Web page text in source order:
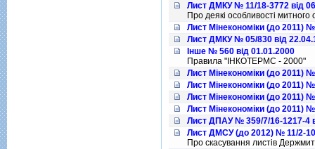
Лист ДМКУ № 11/18-3772 від
Про деякi особливостi
Лист Мінекономіки (до 2011)
Лист ДМКУ № 05/830 від
Інше № 560 від 01.01.2000
Правила "IНКОТЕРМС - 2000"
Лист Мінекономіки (до 2011)
Лист Мінекономіки (до 2011)
Лист Мінекономіки (до 2011)
Лист Мінекономіки (до 2011)
Лист ДПАУ № 359/7/16-1217-4
Лист ДМСУ (до 2012) № 11/2-
Про скасування листiв